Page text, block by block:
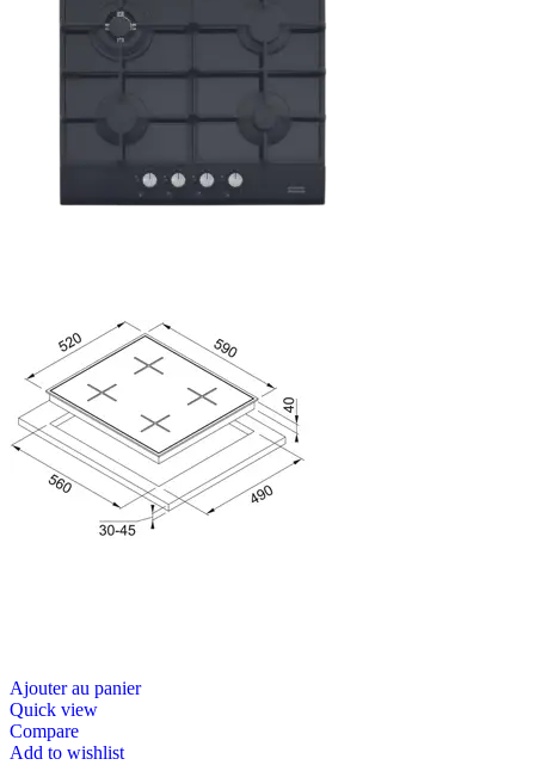
Ajouter au panier
Quick view
Compare
Add to wishlist